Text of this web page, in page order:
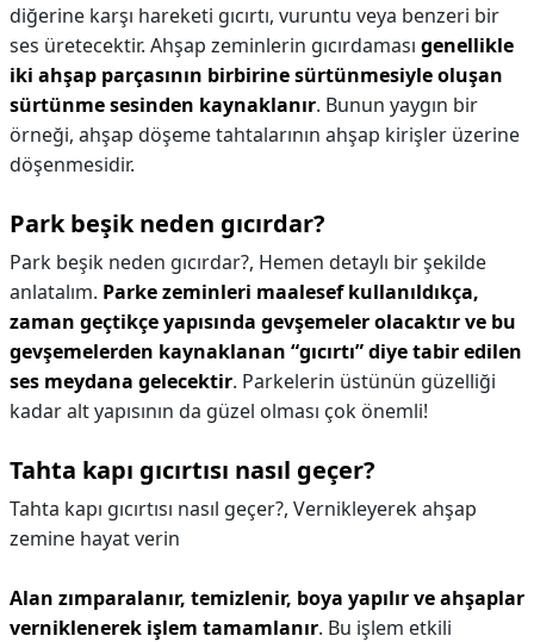
diğerine karşı hareketi gıcırtı, vuruntu veya benzeri bir
ses üretecektir. Ahşap zeminlerin gıcırdaması genellikle
iki ahşap parçasının birbirine sürtünmesiyle oluşan
sürtünme sesinden kaynaklanır. Bunun yaygın bir
örneği, ahşap döşeme tahtalarının ahşap kirişler üzerine
döşenmesidir.
Park beşik neden gıcırdar?
Park beşik neden gıcırdar?, Hemen detaylı bir şekilde
anlatalım. Parke zeminleri maalesef kullanıldıkça,
zaman geçtikçe yapısında gevşemeler olacaktır ve bu
gevşemelerden kaynaklanan “gıcırtı” diye tabir edilen
ses meydana gelecektir. Parkelerin üstünün güzelliği
kadar alt yapısının da güzel olması çok önemli!
Tahta kapı gıcırtısı nasıl geçer?
Tahta kapı gıcırtısı nasıl geçer?, Vernikleyerek ahşap
zemine hayat verin
Alan zımparalanır, temizlenir, boya yapılır ve ahşaplar
verniklenerek işlem tamamlanır. Bu işlem etkili